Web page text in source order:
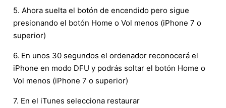
5. Ahora suelta el botón de encendido pero sigue
presionando el botón Home o Vol menos (iPhone 7 o
superior)
6. En unos 30 segundos el ordenador reconocerá el
iPhone en modo DFU y podrás soltar el botón Home o
Vol menos (iPhone 7 o superior)
7. En el iTunes selecciona restaurar